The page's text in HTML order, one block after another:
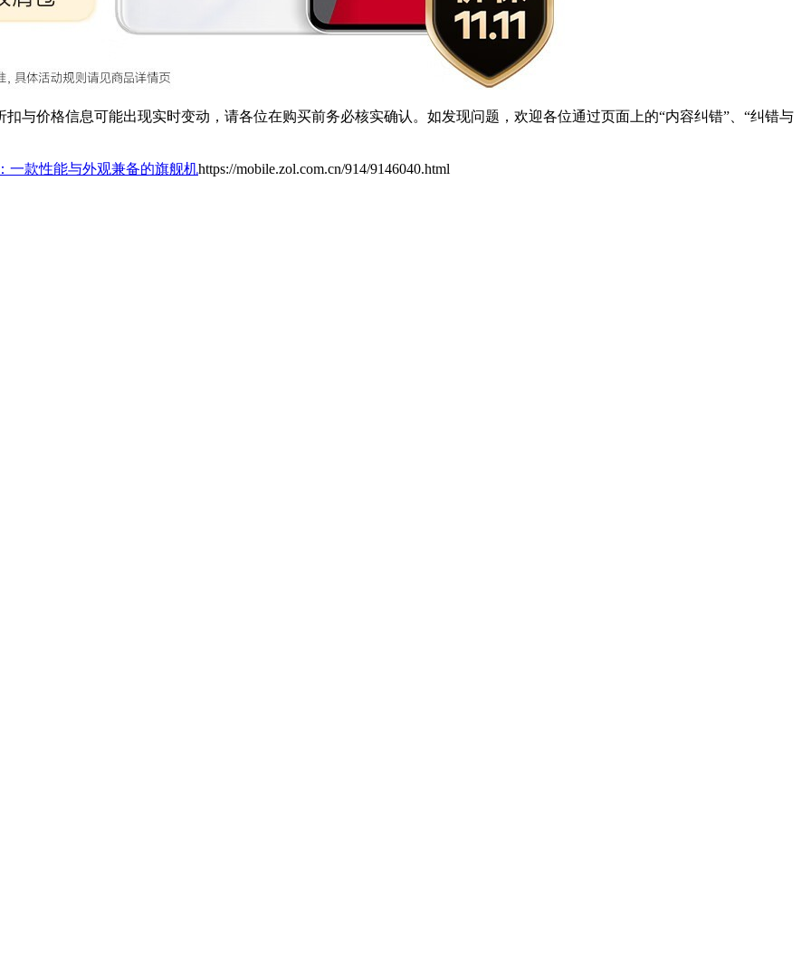
与价格信息可能出现实时变动，请各位在购买前务必核实确认。如发现问题，欢迎各位通过页面上的“内容纠错”、“纠错与
一款性能与外观兼备的旗舰机https://mobile.zol.com.cn/914/9146040.html